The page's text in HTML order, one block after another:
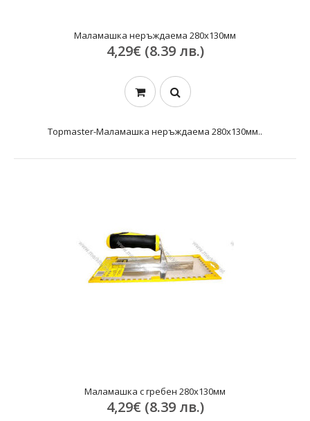
Маламашка неръждаема 280х130мм
4,29€ (8.39 лв.)
Topmaster-Маламашка неръждаема 280х130мм..
Маламашка с гребен 280х130мм
4,29€ (8.39 лв.)